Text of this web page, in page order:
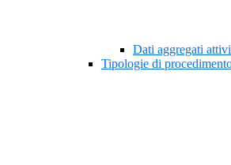
Dati aggregati
Tipologie di